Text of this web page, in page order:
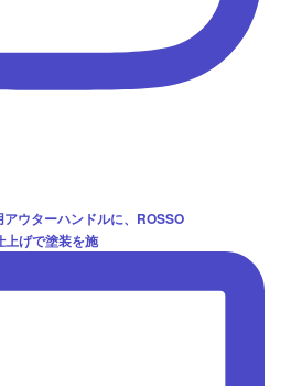
ウターハンドルに、ROSSO
げで塗装を施